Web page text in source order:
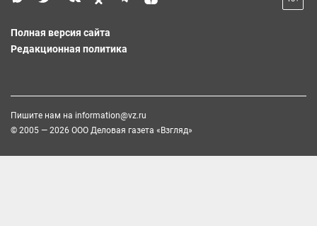
Полная версия сайта
Редакционная политика
Пишите нам на information@vz.ru
© 2005 — 2026 ООО Деловая газета «Взгляд»